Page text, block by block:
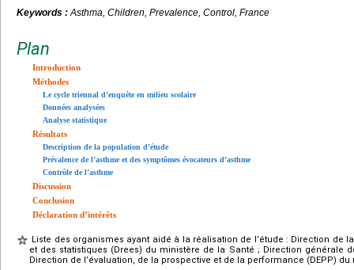
Keywords :Asthma, Children, Prevalence, Control, France
Plan
Introduction
Méthodes
Le cycle triennal d’enquête en milieu scolaire
Données analysées
Analyse statistique
Résultats
Description de la population d’étude
Prévalence de l’asthme et des symptômes évocateurs d’asthme
Contrôle de l’asthme
Discussion
Conclusion
Déclaration d’intérêts
Liste des organismes ayant aidé à la réalisation de l’étude : Direction de
et des statistiques (Drees) du ministère de la Santé ; Direction générale
Direction de l’évaluation, de la prospective et de la performance (DEPP)